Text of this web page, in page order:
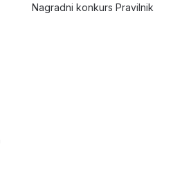
Nagradni konkurs Pravilnik